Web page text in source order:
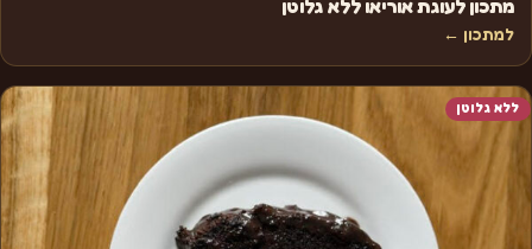
מתכון לעוגת אוריאו ללא גלוטן
למתכון ←
ללא גלוטן